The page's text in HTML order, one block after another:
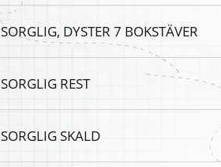
SORGLIG, DYSTER 7 BOKSTÄVER
SORGLIG REST
SORGLIG SKALD